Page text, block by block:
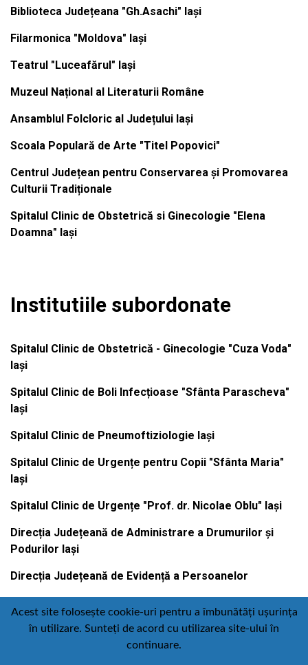
Biblioteca Județeana "Gh.Asachi" Iași
Filarmonica "Moldova" Iași
Teatrul "Luceafărul" Iași
Muzeul Național al Literaturii Române
Ansamblul Folcloric al Județului Iași
Scoala Populară de Arte "Titel Popovici"
Centrul Județean pentru Conservarea și Promovarea
Culturii Tradiționale
Spitalul Clinic de Obstetrică si Ginecologie "Elena
Doamna" Iași
Institutiile subordonate
Spitalul Clinic de Obstetrică - Ginecologie "Cuza Voda"
Iași
Spitalul Clinic de Boli Infecțioase "Sfânta Parascheva"
Iași
Spitalul Clinic de Pneumoftiziologie Iași
Spitalul Clinic de Urgențe pentru Copii "Sfânta Maria"
Iași
Spitalul Clinic de Urgențe "Prof. dr. Nicolae Oblu" Iași
Direcția Județeană de Administrare a Drumurilor și
Podurilor Iași
Direcția Județeană de Evidență a Persoanelor
Contact Politică de confidențialitate
Acest site folosește cookie-uri pentru a îmbunătăți ușurința
în utilizare. Sunteți de acord cu utilizarea site-ului în
continuare.